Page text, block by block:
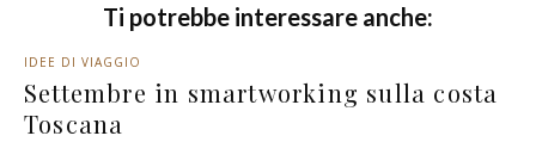
Ti potrebbe interessare anche:
IDEE DI VIAGGIO
Settembre in smartworking sulla costa
Toscana